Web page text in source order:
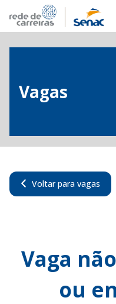
Vagas
Voltar para vagas
Vaga
ou